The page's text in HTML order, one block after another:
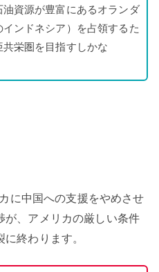
油資源が豊富にあるオランダ
ンドネシア）を占領するた
栄圏を目指すしかな
に中国への支援をやめさせ
が、アメリカの厳しい条件
に終わります。